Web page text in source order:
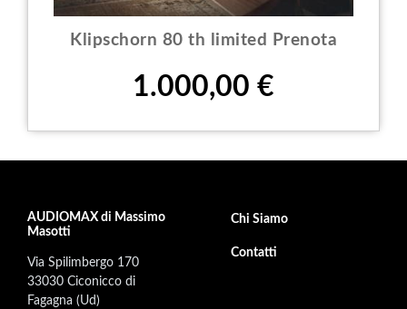
Klipschorn 80 th limited Prenota
Prezzo
1.000,00 €
AUDIOMAX di Massimo
Masotti
Via Spilimbergo 170
33030 Ciconicco di
Fagagna (Ud)
Footer secondary menu
Chi Siamo
Contatti